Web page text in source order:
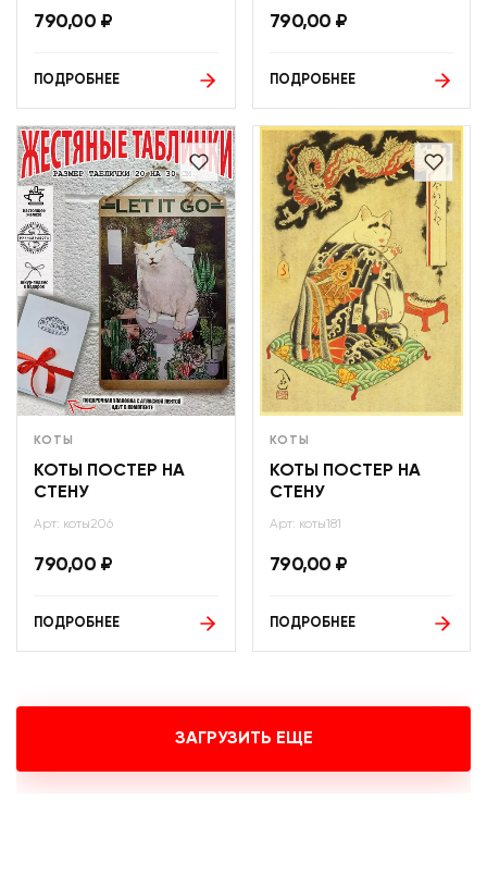
790,00 ₽
ПОДРОБНЕЕ
790,00 ₽
ПОДРОБНЕЕ
КОТЫ
КОТЫ ПОСТЕР НА
СТЕНУ
Арт: коты206
790,00 ₽
ПОДРОБНЕЕ
КОТЫ
КОТЫ ПОСТЕР НА
СТЕНУ
Арт: коты181
790,00 ₽
ПОДРОБНЕЕ
ЗАГРУЗИТЬ ЕЩЕ